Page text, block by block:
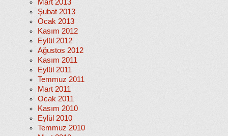
Mart 2013
Şubat 2013
Ocak 2013
Kasım 2012
Eylül 2012
Ağustos 2012
Kasım 2011
Eylül 2011
Temmuz 2011
Mart 2011
Ocak 2011
Kasım 2010
Eylül 2010
Temmuz 2010